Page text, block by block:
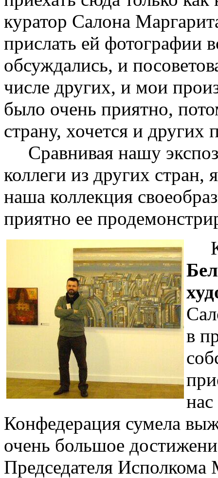
куратор Салона
прислать ей фотографии
обсуждались, и
числе других, и мои
было очень приятно,
страну, хочется и других
Сравнивая нашу
коллеги из других
наша коллекция
приятно ее
в
Конфедерация сумела
очень большое
Председателя